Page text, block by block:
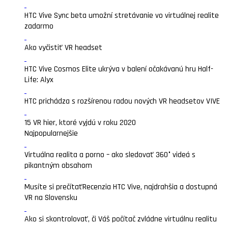
HTC Vive Sync beta umožní stretávanie vo virtuálnej realite
zadarmo
Ako vyčistiť VR headset
HTC Vive Cosmos Elite ukrýva v balení očakávanú hru Half-
Life: Alyx
HTC prichádza s rozšírenou radou nových VR headsetov VIVE
15 VR hier, ktoré vyjdú v roku 2020
Najpopularnejšie
Virtuálna realita a porno – ako sledovať 360° videá s
pikantným obsahom
Musíte si prečítaťRecenzia HTC Vive, najdrahšia a dostupná
VR na Slovensku
Ako si skontrolovať, či Váš počítač zvládne virtuálnu realitu